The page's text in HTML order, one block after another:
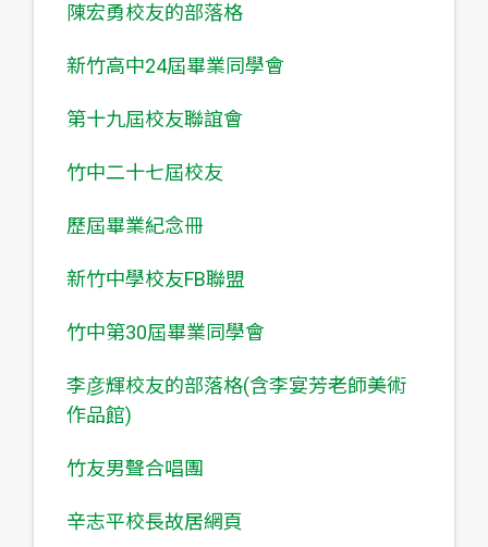
陳宏勇校友的部落格
新竹高中24屆畢業同學會
第十九屆校友聯誼會
竹中二十七屆校友
歷屆畢業紀念冊
新竹中學校友FB聯盟
竹中第30屆畢業同學會
李彦輝校友的部落格(含李宴芳老師美術
作品館)
竹友男聲合唱團
辛志平校長故居網頁